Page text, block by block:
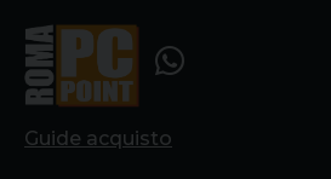
Guide acquisto